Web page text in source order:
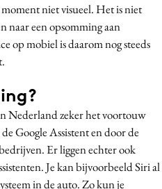
niet visueel. Het is niet
naar een opsomming aan
op mobiel is daarom nog steeds
Nederland zeker het voortouw
Google Assistent en door de
Er liggen echter ook
Je kan bijvoorbeeld Siri al
in de auto. Zo kun je